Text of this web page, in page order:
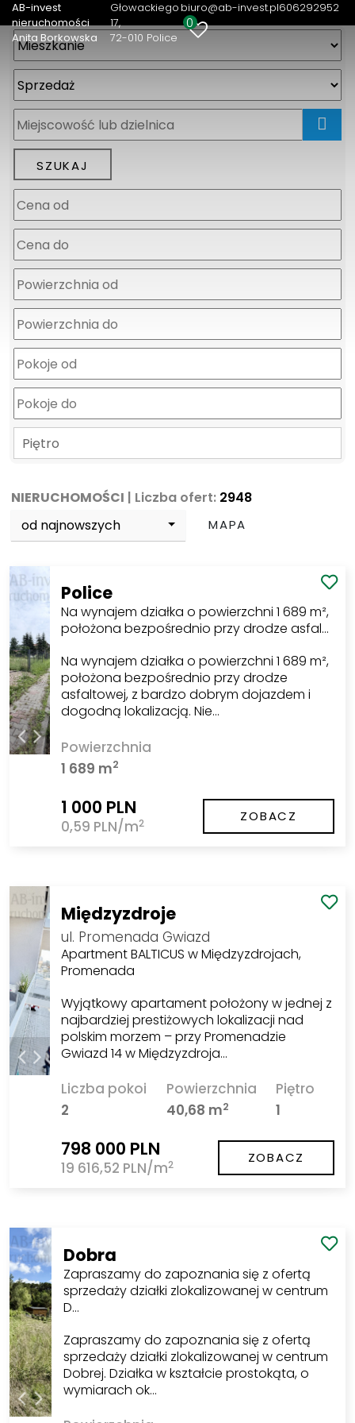
AB-invest
nieruchomości
Anita Borkowska
Głowackiego
17
72-010 Police
biuro@ab-invest.pl606292952
0
Piętro
NIERUCHOMOŚCI | Liczba ofert: 2948
od najnowszych
MAPA
Police
Na wynajem działka o powierzchni 1 689 m²,
położona bezpośrednio przy drodze asfal…
Na wynajem działka o powierzchni 1 689 m²,
położona bezpośrednio przy drodze
asfaltowej, z bardzo dobrym dojazdem i
dogodną lokalizacją. Nie…
Powierzchnia
1 689 m2
1 000 PLN
0,59 PLN/m2 ZOBACZ
Międzyzdroje
ul. Promenada Gwiazd
Apartment BALTICUS w Międzyzdrojach,
Promenada
Wyjątkowy apartament położony w jednej z
najbardziej prestiżowych lokalizacji nad
polskim morzem – przy Promenadzie
Gwiazd 14 w Międzyzdroja…
Liczba pokoi
2
Powierzchnia
40,68 m2
Piętro
1
798 000 PLN
19 616,52 PLN/m2 ZOBACZ
Dobra
Zapraszamy do zapoznania się z ofertą
sprzedaży działki zlokalizowanej w centrum
D…
Zapraszamy do zapoznania się z ofertą
sprzedaży działki zlokalizowanej w centrum
Dobrej. Działka w kształcie prostokąta, o
wymiarach ok…